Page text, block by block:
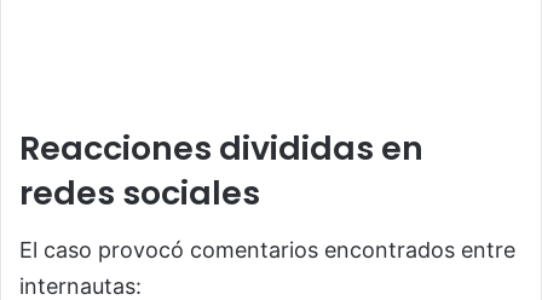
Reacciones divididas en
redes sociales
El caso provocó comentarios encontrados entre
internautas: